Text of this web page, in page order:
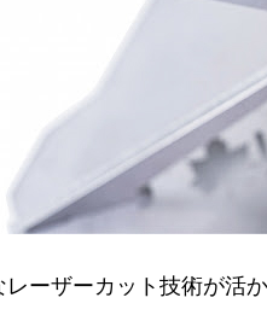
ーザーカット技術が活